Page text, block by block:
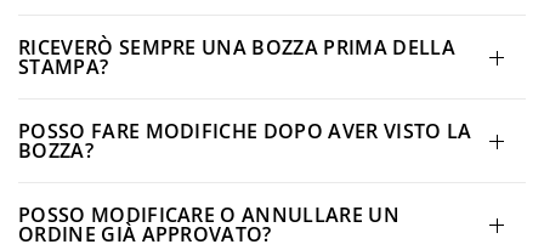
RICEVERÒ SEMPRE UNA BOZZA PRIMA DELLA
STAMPA?
POSSO FARE MODIFICHE DOPO AVER VISTO LA
BOZZA?
POSSO MODIFICARE O ANNULLARE UN
ORDINE GIÀ APPROVATO?